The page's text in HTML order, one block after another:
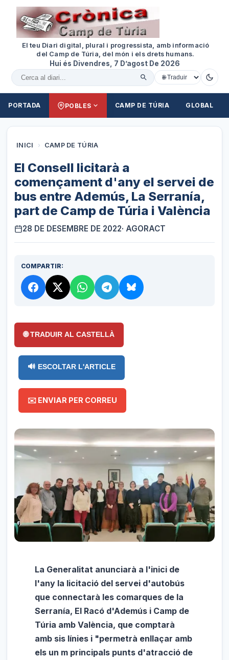
El teu Diari digital, plural i progressista, amb informació
del Camp de Túria, del món i els drets humans.
Hui és Divendres, 7 D’agost De 2026
Cercar al diari
PORTADA POBLES CAMP DE TÚRIA GLOBAL
INICI › CAMP DE TÚRIA
El Consell licitarà a
començament d'any el servei de
bus entre Ademús, La Serranía,
part de Camp de Túria i València
28 DE DESEMBRE DE 2022· AGORACT
COMPARTIR:
🌐 TRADUIR AL CASTELLÀ
🔊 ESCOLTAR L'ARTICLE
✉️ ENVIAR PER CORREU
La Generalitat anunciarà a l'inici de
l'any la licitació del servei d'autobús
que connectarà les comarques de la
Serranía, El Racó d'Ademús i Camp de
Túria amb València, que comptarà
amb sis línies i "permetrà enllaçar amb
els un m principals punts d'atracció de